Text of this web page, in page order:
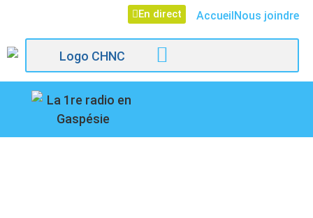
En direct AccueilNous joindre